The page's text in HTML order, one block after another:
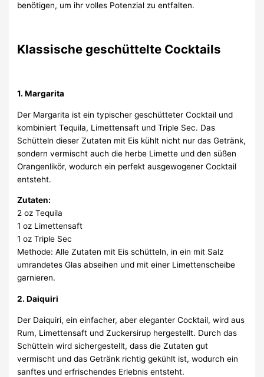
benötigen, um ihr volles Potenzial zu entfalten.
Klassische geschüttelte Cocktails
1. Margarita
Der Margarita ist ein typischer geschütteter Cocktail und
kombiniert Tequila, Limettensaft und Triple Sec. Das
Schütteln dieser Zutaten mit Eis kühlt nicht nur das Getränk,
sondern vermischt auch die herbe Limette und den süßen
Orangenlikör, wodurch ein perfekt ausgewogener Cocktail
entsteht.
Zutaten:
2 oz Tequila
1 oz Limettensaft
1 oz Triple Sec
Methode: Alle Zutaten mit Eis schütteln, in ein mit Salz
umrandetes Glas abseihen und mit einer Limettenscheibe
garnieren.
2. Daiquiri
Der Daiquiri, ein einfacher, aber eleganter Cocktail, wird aus
Rum, Limettensaft und Zuckersirup hergestellt. Durch das
Schütteln wird sichergestellt, dass die Zutaten gut
vermischt und das Getränk richtig gekühlt ist, wodurch ein
sanftes und erfrischendes Erlebnis entsteht.